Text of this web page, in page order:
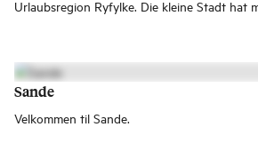
Urlaubsregion Ryfylke. Die kleine Stadt hat
Sande
Velkommen til Sande.